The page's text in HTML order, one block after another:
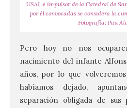
USAL e impulsor de la Catedral de
por él convocadas se considera la
Fotografía: Pau
Pero hoy no nos
nacimiento del infante
años, por lo que
habíamos dejado,
separación obligada de sus